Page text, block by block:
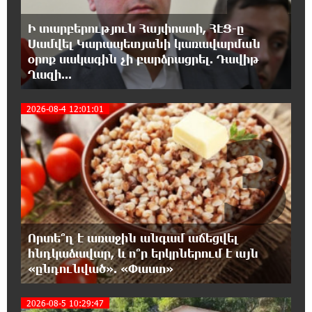
Դմիտրի Մեդվեդև. Արևմուտքի
քաղաքականությունը Հայաստանի
նկատմամբ կրկնում է վրացական սցենարը
17:36:59 8-08-2026
Հայաստանում լուրջ վտանգներ է
պարունակում. Ավետիք Չալաբյան
17:28:45 8-08-2026
«Հայաքվե»-ի հայտարարությունից հետո
WCC-ն արձագանքել է Հայ Եկեղեցու շուրջ
ստեղծված իրավիճակին
16:58:38 8-08-2026
«Շտապ հաստատեք քարտի տվյալները»․
IDBank-ը զգուշացնում է հյուրանոցների
ամրագրման հետ կապված զեղծարարությունների մասին
Ի տարբերություն Հայփոստի, ՀԷՑ-ը
Սամվել Կարապետյանի կառավարման
օրոք սակագին չի բարձրացրել. Դավիթ
Ղազի...
2026-08-4 12:01:01
Որտե՞ղ է առաջին անգամ աճեցվել
հնդկաձավար, և ո՞ր երկրներում է այն
«ընդունված». «Փաստ»
3
2026-08-5 10:29:47